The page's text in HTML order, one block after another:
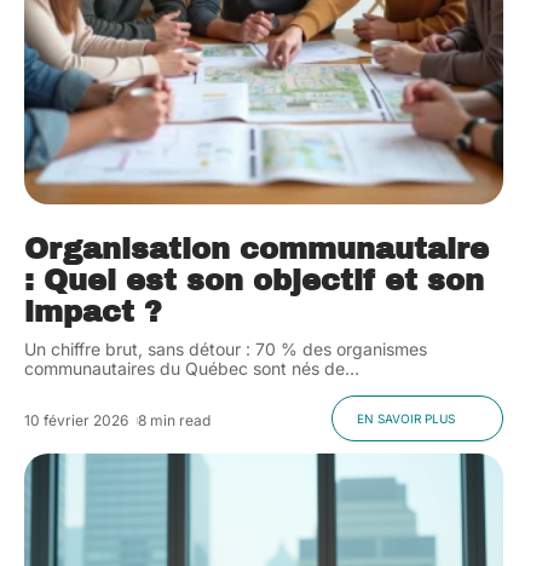
Organisation communautaire
: Quel est son objectif et son
impact ?
Un chiffre brut, sans détour : 70 % des organismes
communautaires du Québec sont nés de…
10 février 2026 8 min read EN SAVOIR PLUS